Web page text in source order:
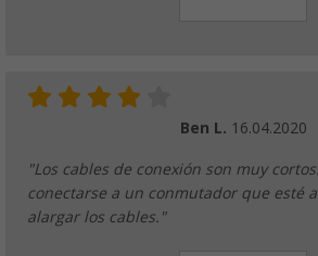
Ben L. 16.04.2020
"Los cables de conexión son muy
conectarse a un conmutador que esté
alargar los cables."